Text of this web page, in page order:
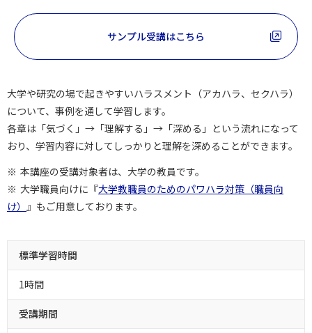
サンプル受講はこちら
大学や研究の場で起きやすいハラスメント（アカハラ、セクハラ）
について、事例を通して学習します。
各章は「気づく」→「理解する」→「深める」という流れになって
おり、学習内容に対してしっかりと理解を深めることができます。
本講座の受講対象者は、大学の教員です。
大学職員向けに『大学教職員のためのパワハラ対策（職員向
け） 』もご用意しております。
標準学習時間
1時間
受講期間